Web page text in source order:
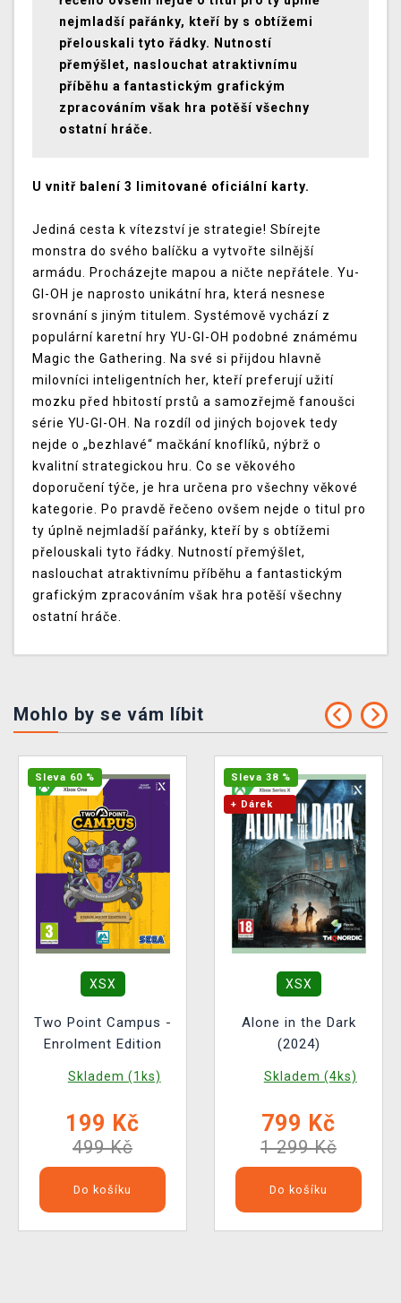
nejmladší pařánky, kteří by s obtížemi
přelouskali tyto řádky. Nutností
přemýšlet, naslouchat atraktivnímu
příběhu a fantastickým grafickým
zpracováním však hra potěší všechny
ostatní hráče.
U vnitř balení 3 limitované oficiální karty.
Jediná cesta k vítezství je strategie! Sbírejte
monstra do svého balíčku a vytvořte silnější
armádu. Procházejte mapou a ničte nepřátele. Yu-
GI-OH je naprosto unikátní hra, která nesnese
srovnání s jiným titulem. Systémově vychází z
populární karetní hry YU-GI-OH podobné známému
Magic the Gathering. Na své si přijdou hlavně
milovníci inteligentních her, kteří preferují užití
mozku před hbitostí prstů a samozřejmě fanoušci
série YU-GI-OH. Na rozdíl od jiných bojovek tedy
nejde o „bezhlavé“ mačkání knoflíků, nýbrž o
kvalitní strategickou hru. Co se věkového
doporučení týče, je hra určena pro všechny věkové
kategorie. Po pravdě řečeno ovšem nejde o titul pro
ty úplně nejmladší pařánky, kteří by s obtížemi
přelouskali tyto řádky. Nutností přemýšlet,
naslouchat atraktivnímu příběhu a fantastickým
grafickým zpracováním však hra potěší všechny
ostatní hráče.
Mohlo by se vám líbit
Sleva 60 %
XSX
Two Point Campus -
Enrolment Edition
Skladem (1ks)
199 Kč
499 Kč
Do košíku
Sleva 38 %
+ Dárek
XSX
Alone in the Dark
(2024)
Skladem (4ks)
799 Kč
1 299 Kč
Do košíku